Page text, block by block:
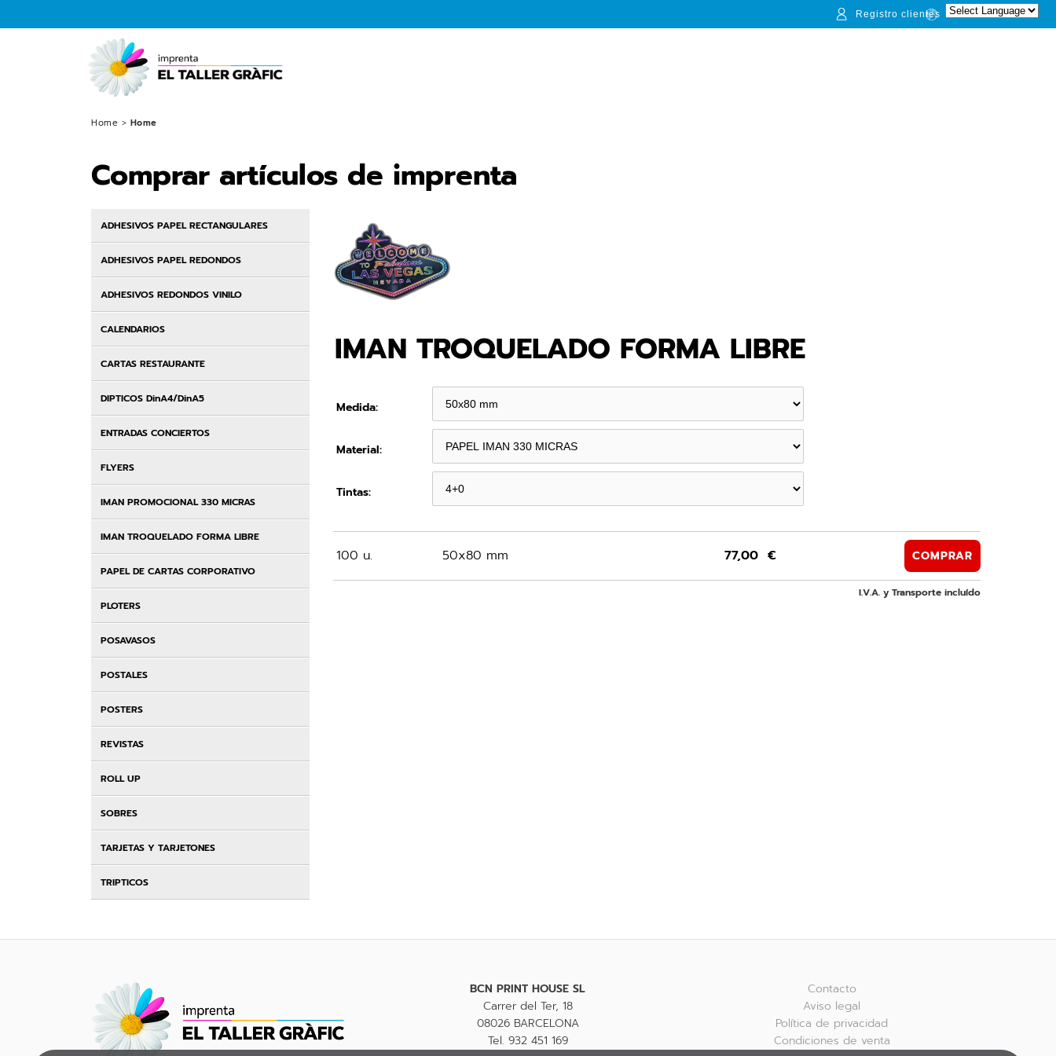
Registro clientes
Home > Home
Comprar artículos de imprenta
ADHESIVOS PAPEL RECTANGULARES
ADHESIVOS PAPEL REDONDOS
ADHESIVOS REDONDOS VINILO
CALENDARIOS
CARTAS RESTAURANTE
DIPTICOS DinA4/DinA5
ENTRADAS CONCIERTOS
FLYERS
IMAN PROMOCIONAL 330 MICRAS
IMAN TROQUELADO FORMA LIBRE
PAPEL DE CARTAS CORPORATIVO
PLOTERS
POSAVASOS
POSTALES
POSTERS
REVISTAS
ROLL UP
SOBRES
TARJETAS Y TARJETONES
TRIPTICOS
IMAN TROQUELADO FORMA LIBRE
Medida:
Material:
Tintas:
100 u. 50x80 mm 77,00 € COMPRAR
I.V.A. y Transporte incluído
BCN PRINT HOUSE SL
Carrer del Ter, 18
08026 BARCELONA
Tel. 932 451 169
Contacto
Aviso legal
Política de privacidad
Condiciones de venta